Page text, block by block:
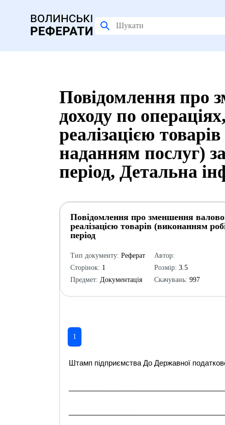
Повідомлення про
доходу по
реалізацією
наданням послуг)
період, Детальна
Повідомлення про зменшення
реалізацією товарів (виконанням
період
Тип документу: Реферат
Сторінок: 1
Предмет: Документація
Автор:
Розмір: 3.5
Скачувань: 997
1
Штамп підприємства До Державної